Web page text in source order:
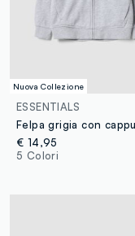
Nuova Collezione
ESSENTIALS
€ 14,95
5 Colori